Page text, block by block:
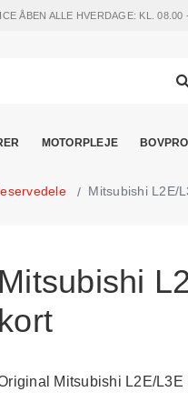
ÅBEN ALLE HVERDAGE: KL. 08.00
MOTORPLEJE
Mitsubishi L2E/
Mitsubishi
kort
Mitsubishi L2E/